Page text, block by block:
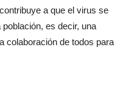
a que el virus se
es decir, una
colaboración de todos para